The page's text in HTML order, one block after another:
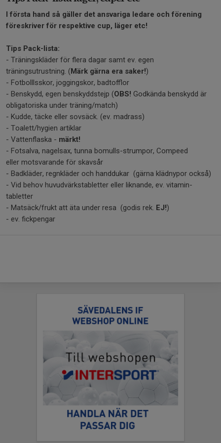
I första hand så gäller det ansvariga ledare och förening
föreskriver för respektive cup, läger etc!
Tips Pack-lista:
- Träningskläder för flera dagar samt ev. egen
träningsutrustning. (Märk gärna era saker!)
- Fotbolllsskor, joggingskor, badtofflor
- Benskydd, egen benskyddstejp (OBS! Godkända benskydd är
obligatoriska under träning/match)
- Kudde, täcke eller sovsäck. (ev. madrass)
- Toalett/hygien artiklar
- Vattenflaska - märkt!
- Fotsalva, nagelsax, tunna bomulls-strumpor, Compeed
eller motsvarande för skavsår
- Badkläder, regnkläder och handdukar (gärna klädnypor också)
- Vid behov huvudvärkstabletter eller liknande, ev. vitamin-
tabletter
- Matsäck/frukt att äta under resa (godis rek. EJ!)
- ev. fickpengar